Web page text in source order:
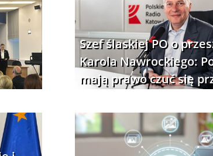
Szef ślaskiej PO o
Karola Nawrockiego:
mają prawo czuć się